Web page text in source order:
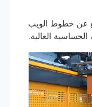
الويب
العالية.